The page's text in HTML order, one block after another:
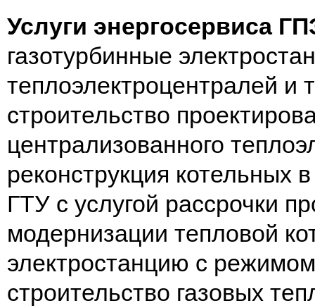
Услуги энергосервиса
газотурбинные
теплоэлектроцентралей и
строительство
централизованного
реконструкция
ГТУ с услугой рассрочки
модернизации тепловой
электростанцию с
строительство газовых